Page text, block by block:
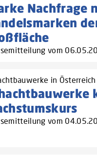
Nachfrage
vom
in Österreich
vom